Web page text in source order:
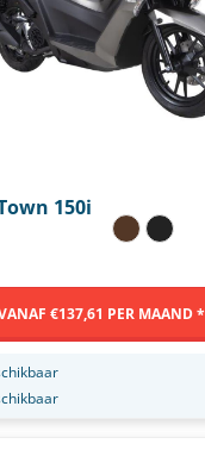
150i
€137,61 PER MAAND *